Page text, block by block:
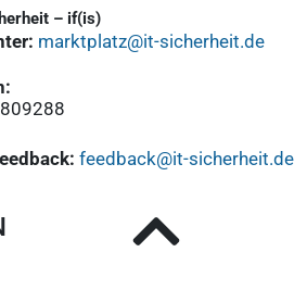
– if(is)
marktplatz@it-sicherheit.de
feedback@it-sicherheit.de